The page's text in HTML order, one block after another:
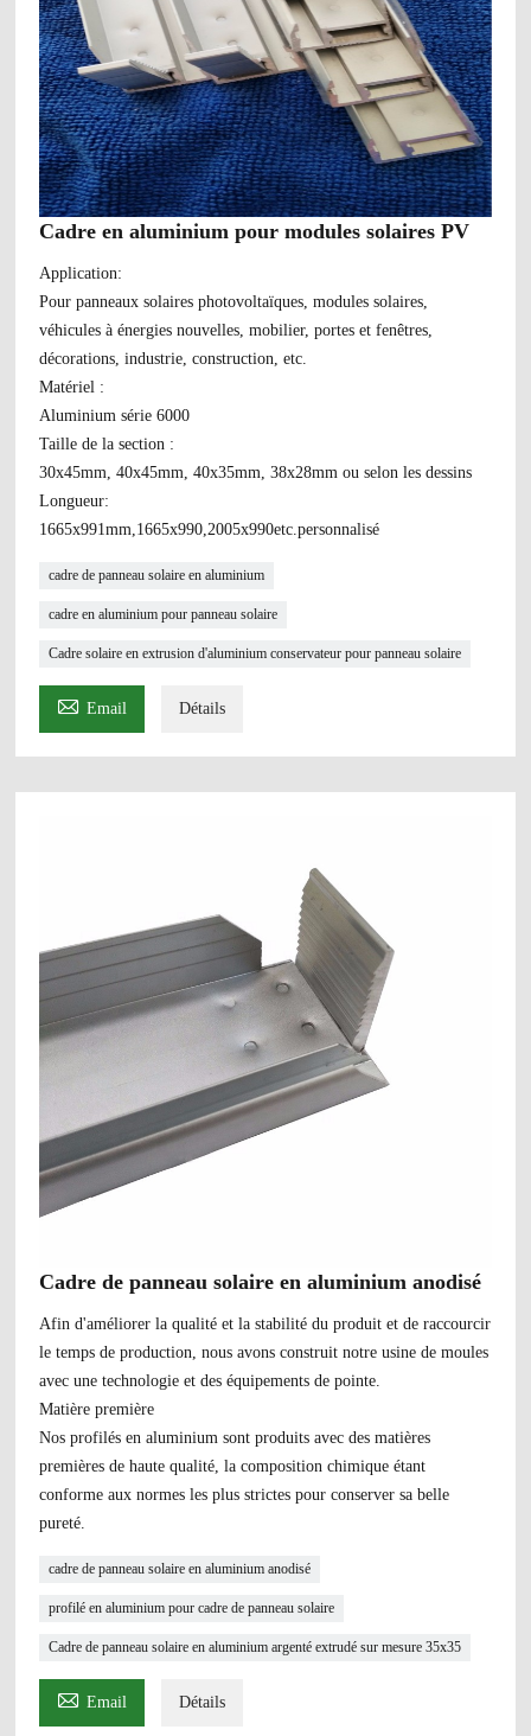
Cadre en aluminium pour modules solaires PV
Application:
Pour panneaux solaires photovoltaïques, modules solaires,
véhicules à énergies nouvelles, mobilier, portes et fenêtres,
décorations, industrie, construction, etc.
Matériel :
Aluminium série 6000
Taille de la section :
30x45mm, 40x45mm, 40x35mm, 38x28mm ou selon les dessins
Longueur:
1665x991mm,1665x990,2005x990etc.personnalisé
cadre de panneau solaire en aluminium
cadre en aluminium pour panneau solaire
Cadre solaire en extrusion d'aluminium conservateur pour panneau solaire
 Email Détails
Cadre de panneau solaire en aluminium anodisé
Afin d'améliorer la qualité et la stabilité du produit et de raccourcir
le temps de production, nous avons construit notre usine de moules
avec une technologie et des équipements de pointe.
Matière première
Nos profilés en aluminium sont produits avec des matières
premières de haute qualité, la composition chimique étant
conforme aux normes les plus strictes pour conserver sa belle
pureté.
cadre de panneau solaire en aluminium anodisé
profilé en aluminium pour cadre de panneau solaire
Cadre de panneau solaire en aluminium argenté extrudé sur mesure 35x35
 Email Détails